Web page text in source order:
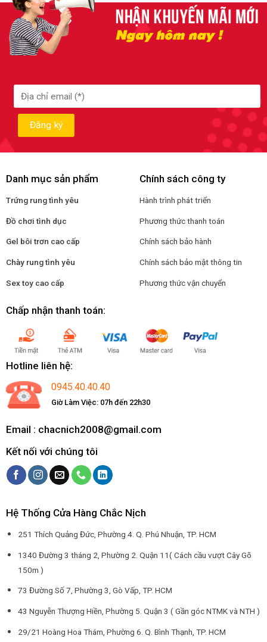
Danh mục sản phẩm
Trứng rung tình yêu
Đồ chơi tình dục
Gel bôi trơn cao cấp
Chày rung tình yêu
Sex toy cao cấp
Chính sách công ty
Hành trình phát triển
Phương thức thanh toán
Chính sách bảo hành
Chính sách bảo mật thông tin
Phương thức vận chuyển
Chấp nhận thanh toán:
Hotline liên hệ:
0945.40.40.40
Giờ Làm Việc: 07h đến 22h30
Email : chacnich2008@gmail.com
Kết nối với chúng tôi
Hệ Thống Cửa Hàng Chắc Nịch
251 Thích Quảng Đức, Phường 4. Q. Phú Nhuận, TP. HCM
1340 Đường 3 tháng 2, Phường 2. Quận 11( Cách cầu vượt Cây Gõ
150m )
73 Đường Số 7, Phường 3, Gò Vấp, TP. HCM
43 Nguyễn Thượng Hiền, Phường 5. Quận 3 ( Gần góc NTMK và NTH )
29/21 Hoàng Hoa Thám, Phường 6. Q. Bình Thạnh, TP. HCM